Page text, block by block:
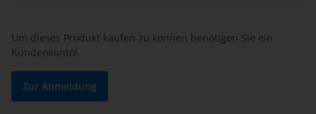
Um dieses Produkt kaufen zu können benötigen Sie ein
Kundenkonto!
Zur Anmeldung